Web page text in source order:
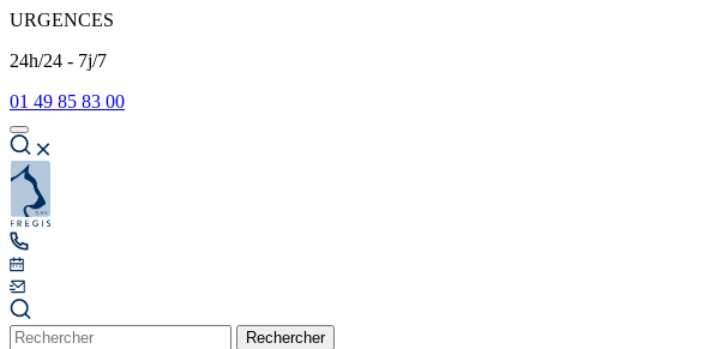
URGENCES
24h/24 - 7j/7
01 49 85 83 00
Rechercher